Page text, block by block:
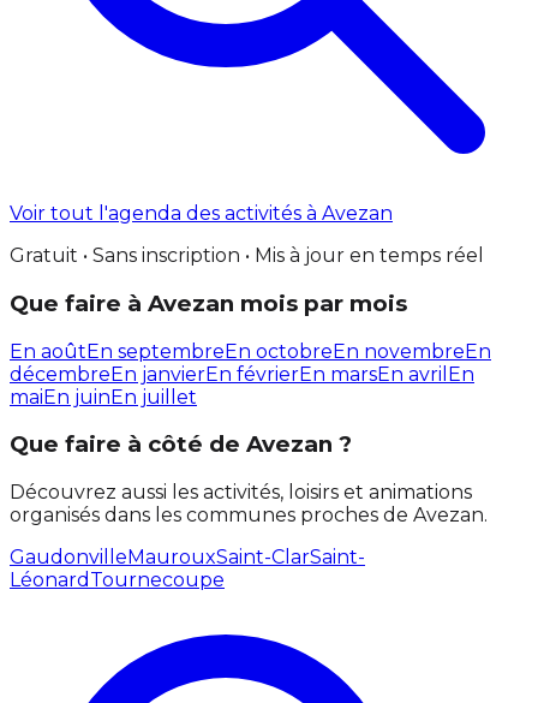
Voir tout l'agenda des activités à Avezan
Gratuit • Sans inscription • Mis à jour en temps réel
Que faire à Avezan mois par mois
En aoûtEn septembreEn octobreEn novembreEn
décembreEn janvierEn févrierEn marsEn avril En
maiEn juinEn juillet
Que faire à côté de Avezan ?
Découvrez aussi les activités, loisirs et animations
organisés dans les communes proches de Avezan.
GaudonvilleMaurouxSaint-ClarSaint-
Léonard Tournecoupe